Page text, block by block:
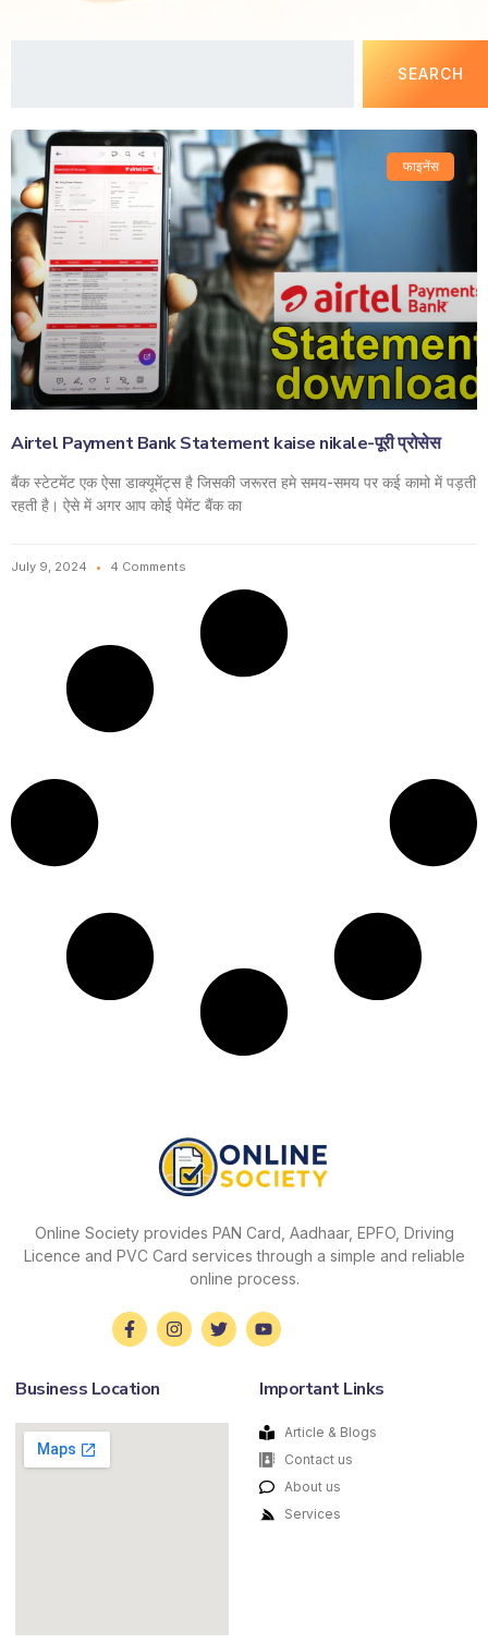
SEARCH
फाइनेंस
Airtel Payment Bank Statement kaise nikale-पूरी प्रोसेस
बैंक स्टेटमेंट एक ऐसा डाक्यूमेंट्स है जिसकी जरूरत हमे समय-समय पर कई कामो में पड़ती
रहती है। ऐसे में अगर आप कोई पेमेंट बैंक का
July 9, 2024 4 Comments
Online Society provides PAN Card, Aadhaar, EPFO, Driving
Licence and PVC Card services through a simple and reliable
online process.
Business Location Important Links
Article & Blogs
Contact us
About us
Services